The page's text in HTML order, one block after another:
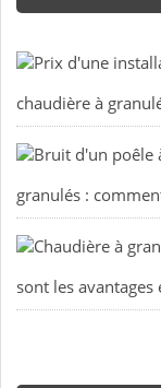
chaudière à
granulés :
sont les avantages